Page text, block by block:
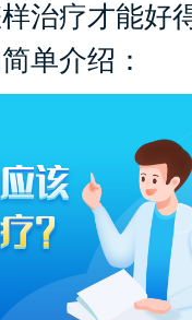
治疗才能好
单介绍：